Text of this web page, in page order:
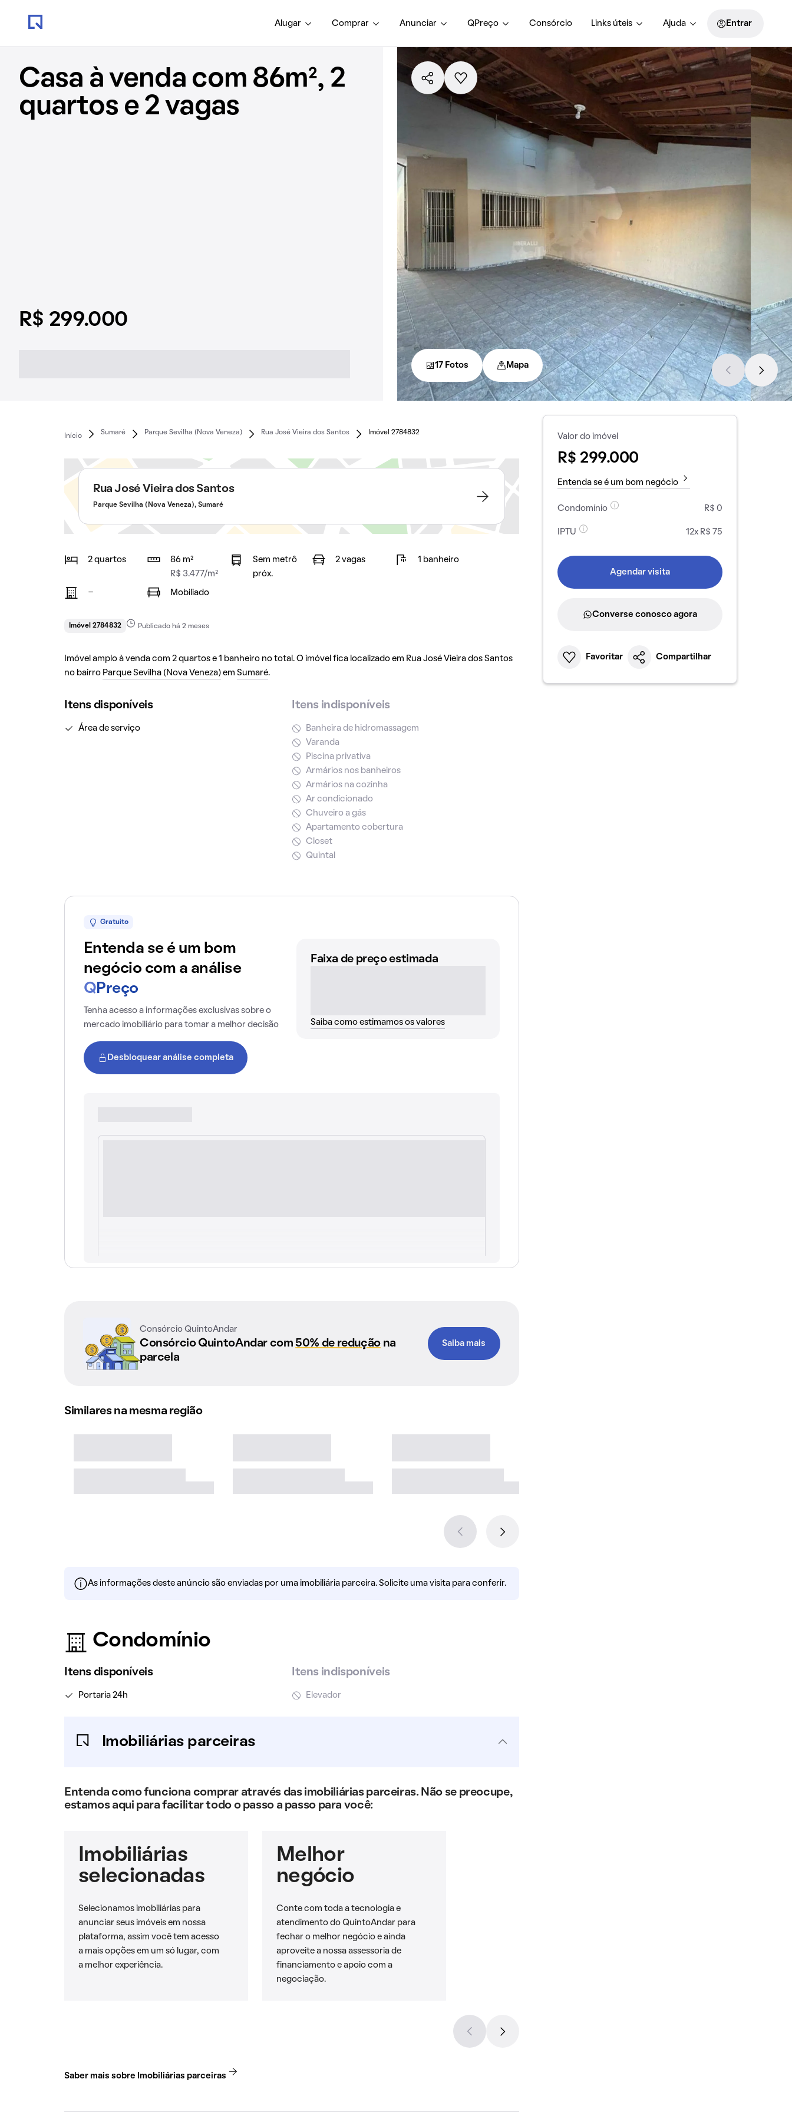
Alugar Comprar Anunciar QPreço Consórcio Links úteis Ajuda Entrar
Casa à venda com 86m², 2
quartos e 2 vagas
R$ 299.000
17 Fotos Mapa
Início
Sumaré Parque Sevilha (Nova Veneza) Rua José Vieira dos Santos Imóvel 2784832
Rua José Vieira dos Santos
Parque Sevilha (Nova Veneza), Sumaré
2 quartos
86 m²
R$ 3.477/m²
Sem metrô
próx.
2 vagas 1 banheiro
- Mobiliado
Imóvel 2784832 Publicado há 2 meses
Imóvel amplo à venda com 2 quartos e 1 banheiro no total. O imóvel fica localizado em Rua José Vieira dos Santos
no bairro Parque Sevilha (Nova Veneza)em Sumaré.
Itens disponíveis
Área de serviço
Itens indisponíveis
Banheira de hidromassagem
Varanda
Piscina privativa
Armários nos banheiros
Armários na cozinha
Ar condicionado
Chuveiro a gás
Apartamento cobertura
Closet
Quintal
Gratuito
Entenda se é um bom
negócio com a análise
Q Preço
Tenha acesso a informações exclusivas sobre o
mercado imobiliário para tomar a melhor decisão
Desbloquear análise completa
Faixa de preço estimada
Saiba como estimamos os valores
Consórcio QuintoAndar
Consórcio QuintoAndar com 50% de reduçãona
parcela
Saiba mais
Similares na mesma região
As informações deste anúncio são enviadas por uma imobiliária parceira. Solicite uma visita para conferir.
Condomínio
Itens disponíveis
Portaria 24h
Itens indisponíveis
Elevador
Imobiliárias parceiras
Entenda como funciona comprar através das imobiliárias parceiras. Não se preocupe,
estamos aqui para facilitar todo o passo a passo para você:
Imobiliárias
selecionadas
Selecionamos imobiliárias para
anunciar seus imóveis em nossa
plataforma, assim você tem acesso
a mais opções em um só lugar, com
a melhor experiência.
Melhor
negócio
Conte com toda a tecnologia e
atendimento do QuintoAndar para
fechar o melhor negócio e ainda
aproveite a nossa assessoria de
financiamento e apoio com a
negociação.
Saber mais sobre Imobiliárias parceiras
Valor do imóvel
R$ 299.000
Entenda se é um bom negócio
Condomínio R$ 0
IPTU 12x R$ 75
Agendar visita
Converse conosco agora
Favoritar Compartilhar